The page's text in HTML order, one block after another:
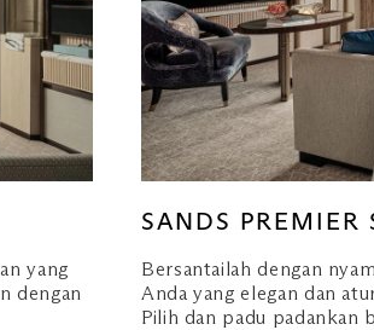
yang
dengan
SANDS PREMIER
Bersantailah dengan
Anda yang elegan dan
Pilih dan padu padankan